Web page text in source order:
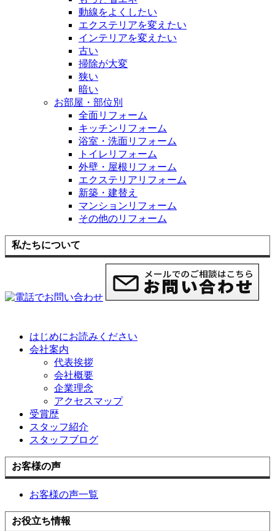
動線をよくしたい
エクステリアを変えたい
インテリアを変えたい
古い
掃除が大変
狭い
暗い
お部屋・部位別
全面リフォーム
キッチンリフォーム
浴室・洗面リフォーム
トイレリフォーム
外壁・屋根リフォーム
エクステリアリフォーム
新築・建替え
マンションリフォーム
その他のリフォーム
私たちについて
はじめにお読みください
会社案内
代表挨拶
会社概要
企業理念
アクセスマップ
受賞歴
スタッフ紹介
スタッフブログ
お客様の声
お客様の声一覧
お役立ち情報